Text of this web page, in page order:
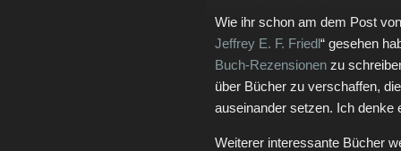
Wie ihr schon am dem Post
Jeffrey E. F. Friedl“ gesehen
Buch-Rezensionen zu
über Bücher zu verschaffen,
auseinander setzen. Ich denke
Weiterer interessante Bücher